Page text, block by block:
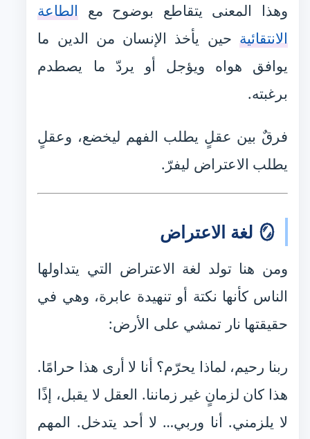
وهذا المعنى يتقاطع بوضوح مع الطاعة
الانتقائية حين يأخذ الإنسان من الدين ما
يوافق هواه ويؤجل أو يردّ ما يصطدم
برغبته.
فرقٌ بين عقلٍ يطلب الفهم ليخضع، وعقلٍ
يطلب الاعتراض ليفرّ.
🪞 لغة الاعتراض
ومن هنا تولد لغة الاعتراض التي يتداولها
الناس كأنها نكتة أو تنهيدة عابرة، وهي في
حقيقتها نار تمشي على الأرض:
ربنا رحيم، لماذا يحرّم؟ أنا لا أرى هذا حرامًا.
هذا كان لزمانٍ غير زماننا. العقل لا يقبل، إذًا
لا يلزمني. أنا وربي… لا أحد يتدخل. المهم